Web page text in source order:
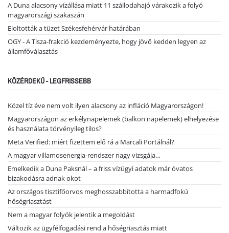
A Duna alacsony vízállása miatt 11 szállodahajó várakozik a folyó
magyarországi szakaszán
Eloltották a tüzet Székesfehérvár határában
OGY - A Tisza-frakció kezdeményezte, hogy jövő kedden legyen az
államfőválasztás
KÖZÉRDEKŰ - LEGFRISSEBB
Közel tíz éve nem volt ilyen alacsony az infláció Magyarországon!
Magyarországon az erkélynapelemek (balkon napelemek) elhelyezése
és használata törvényileg tilos?
Meta Verified: miért fizettem elő rá a Marcali Portálnál?
A magyar villamosenergia-rendszer nagy vizsgája…
Emelkedik a Duna Paksnál – a friss vízügyi adatok már óvatos
bizakodásra adnak okot
Az országos tisztifőorvos meghosszabbította a harmadfokú
hőségriasztást
Nem a magyar folyók jelentik a megoldást
Változik az ügyfélfogadási rend a hőségriasztás miatt